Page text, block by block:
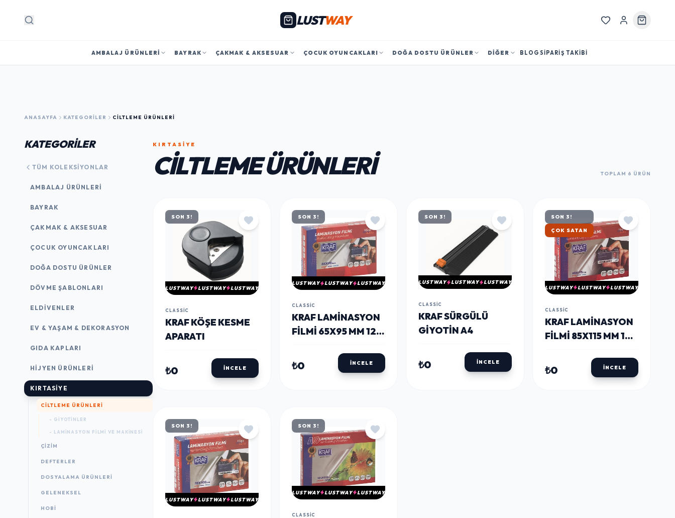
Arama LUSTWAY
AMBALAJ ÜRÜNLERI BAYRAK ÇAKMAK & AKSESUAR ÇOCUK OYUNCAKLARI DOĞA DOSTU ÜRÜNLER DİĞER BLOG SİPARİŞ TAKİBİ
ANASAYFA KATEGORILER CILTLEME ÜRÜNLERI
KATEGORİLER
TÜM KOLEKSIYONLAR
AMBALAJ ÜRÜNLERI
BAYRAK
ÇAKMAK & AKSESUAR
ÇOCUK OYUNCAKLARI
DOĞA DOSTU ÜRÜNLER
DÖVME ŞABLONLARI
ELDIVENLER
EV & YAŞAM & DEKORASYON
GIDA KAPLARI
HIJYEN ÜRÜNLERI
KIRTASİYE
CILTLEME ÜRÜNLERI
- GIYOTINLER
- LAMINASYON FILMI VE MAKINESI
ÇİZİM
DEFTERLER
DOSYALAMA ÜRÜNLERI
GELENEKSEL
HOBİ
KIRTASİYE
CILTLEME ÜRÜNLERI TOPLAM 6 ÜRÜN
SON 3!
LUSTWAY LUSTWAY LUSTWAY
CLASSIC
KRAF KÖŞE KESME
APARATI
₺0 İNCELE
SON 3!
LUSTWAY LUSTWAY LUSTWAY
CLASSIC
KRAF LAMINASYON
FILMI 65X95 MM 125
₺0 İNCELE
SON 3!
LUSTWAY LUSTWAY LUSTWAY
CLASSIC
KRAF SÜRGÜLÜ
GIYOTIN A4
₺0 İNCELE
SON 3!
ÇOK SATAN
LUSTWAY LUSTWAY LUSTWAY
CLASSIC
KRAF LAMINASYON
FILMI 85X115 MM 125
₺0 İNCELE
SON 3!
LUSTWAY LUSTWAY LUSTWAY
SON 3!
LUSTWAY LUSTWAY LUSTWAY
CLASSIC